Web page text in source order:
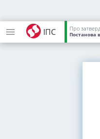
ІПС Про
Постанова